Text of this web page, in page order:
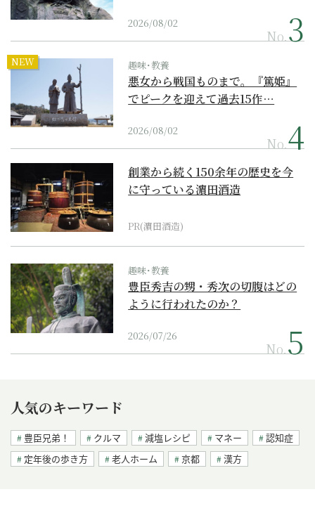
2026/08/02
No.
NEW 趣味･教養
悪女から戦国ものまで。『篤姫』
でピークを迎えて過去15作…
2026/08/02
No.
創業から続く150余年の歴史を今
に守っている濵田酒造
PR(濵田酒造)
趣味･教養
豊臣秀吉の甥・秀次の切腹はどの
ように行われたのか？
2026/07/26
No.
人気のキーワード
豊臣兄弟！ クルマ 減塩レシピ マネー
認知症
定年後の歩き方
老人ホーム 京都 漢方